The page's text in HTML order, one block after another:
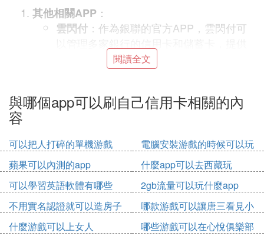
其他相關APP ：
雲閃付 ：作為銀聯的官方APP，雲閃付可
交易查詢、還款提醒等服務，且還款免手
管家等信用卡管理軟體：這些軟體通常提
開發的軟體，以確保安全性。
在選擇使用這些軟體時，建議優先考慮發卡銀行的手
機APP和正規的第三方支付APP，以確保資金安全和
交易合規性。同時，也要注意保護個人信息和賬戶安
全，避免使用未經驗證或存在安全隱患的軟體。
閱讀全文
與哪個app可以刷自己信用卡相關的內
容
可以把人打碎的單機游戲
電腦安裝游戲的時候可以玩
其他游戲嗎
蘋果可以內測的app
什麼app可以去西藏玩
可以學習英語軟體有哪些
app
2gb流量可以玩什麼app
不用實名認證就可以造房子
的游戲
哪款游戲可以讓唐三看見小
舞身材
什麼游戲可以上女人
哪些游戲可以在心悅俱樂部